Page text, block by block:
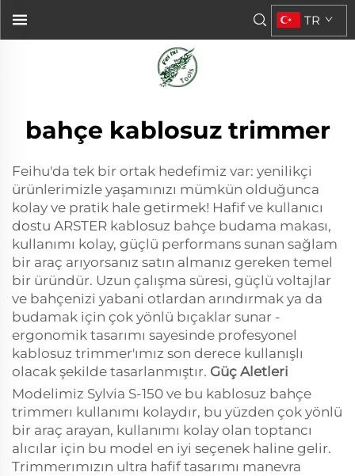
TR
bahçe kablosuz trimmer
Feihu'da tek bir ortak hedefimiz var: yenilikçi
ürünlerimizle yaşamınızı mümkün olduğunca
kolay ve pratik hale getirmek! Hafif ve kullanıcı
dostu ARSTER kablosuz bahçe budama makası,
kullanımı kolay, güçlü performans sunan sağlam
bir araç arıyorsanız satın almanız gereken temel
bir üründür. Uzun çalışma süresi, güçlü voltajlar
ve bahçenizi yabani otlardan arındırmak ya da
budamak için çok yönlü bıçaklar sunar -
ergonomik tasarımı sayesinde profesyonel
kablosuz trimmer'ımız son derece kullanışlı
olacak şekilde tasarlanmıştır. Güç Aletleri
Modelimiz Sylvia S-150 ve bu kablosuz bahçe
trimmerı kullanımı kolaydır, bu yüzden çok yönlü
bir araç arayan, kullanımı kolay olan toptancı
alıcılar için bu model en iyi seçenek haline gelir.
Trimmerımızın ultra hafif tasarımı manevra